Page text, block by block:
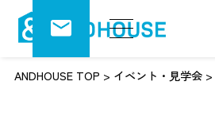
ANDHOUSE TOP > イベント・見学会>